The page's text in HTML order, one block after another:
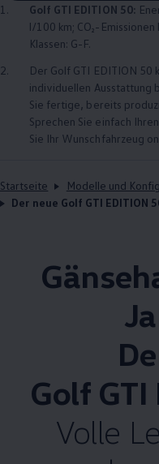
1. Golf GTI EDITION 50:
l/100 km; CO₂-
Klassen: G-F.
2.
Der Golf GTI EDITION 50
individuellen Ausstattung
Sie fertige, bereits
Sprechen Sie einfach Ihren
Sie Ihr Wunschfahrzeug
Startseite
Modelle und
Der neue Golf GTI EDITION
Golf GTI
Volle